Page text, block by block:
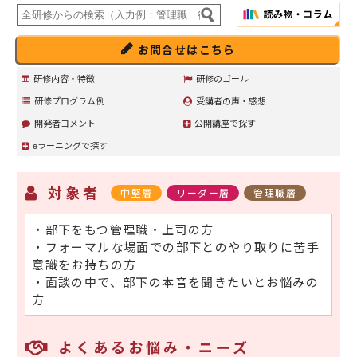
お問合せはこちら
研修内容・特徴
研修のゴール
研修プログラム例
受講者の声・感想
開発者コメント
公開講座で探す
eラーニングで探す
対象者 中堅層 リーダー層 管理職層
・部下をもつ管理職・上司の方
・フォーマルな場面での部下とのやり取りに苦手
意識をお持ちの方
・面談の中で、部下の本音を聞きたいとお悩みの
方
よくあるお悩み・ニーズ